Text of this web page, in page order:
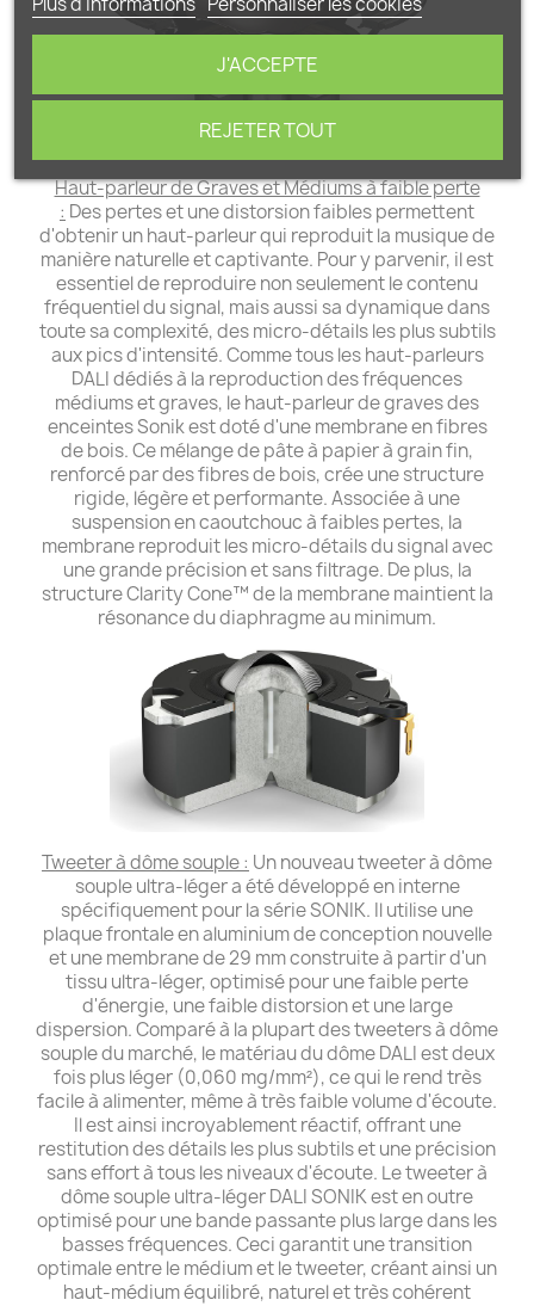
Haut-parleur de Graves et Médiums à faible perte
: Des pertes et une distorsion faibles permettent
d'obtenir un haut-parleur qui reproduit la musique de
manière naturelle et captivante. Pour y parvenir, il est
essentiel de reproduire non seulement le contenu
fréquentiel du signal, mais aussi sa dynamique dans
toute sa complexité, des micro-détails les plus subtils
aux pics d'intensité. Comme tous les haut-parleurs
DALI dédiés à la reproduction des fréquences
médiums et graves, le haut-parleur de graves des
enceintes Sonik est doté d'une membrane en fibres
de bois. Ce mélange de pâte à papier à grain fin,
renforcé par des fibres de bois, crée une structure
rigide, légère et performante. Associée à une
suspension en caoutchouc à faibles pertes, la
membrane reproduit les micro-détails du signal avec
une grande précision et sans filtrage. De plus, la
structure Clarity Cone™ de la membrane maintient la
résonance du diaphragme au minimum.
Tweeter à dôme souple : Un nouveau tweeter à dôme
souple ultra-léger a été développé en interne
spécifiquement pour la série SONIK. Il utilise une
plaque frontale en aluminium de conception nouvelle
et une membrane de 29 mm construite à partir d'un
tissu ultra-léger, optimisé pour une faible perte
d'énergie, une faible distorsion et une large
dispersion. Comparé à la plupart des tweeters à dôme
souple du marché, le matériau du dôme DALI est deux
fois plus léger (0,060 mg/mm²), ce qui le rend très
facile à alimenter, même à très faible volume d'écoute.
Il est ainsi incroyablement réactif, offrant une
restitution des détails les plus subtils et une précision
sans effort à tous les niveaux d'écoute. Le tweeter à
dôme souple ultra-léger DALI SONIK est en outre
optimisé pour une bande passante plus large dans les
basses fréquences. Ceci garantit une transition
optimale entre le médium et le tweeter, créant ainsi un
haut-médium équilibré, naturel et très cohérent
REJETER TOUT
J'ACCEPTE